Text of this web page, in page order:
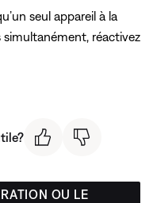
seul appareil à la
réactivez
OU LE